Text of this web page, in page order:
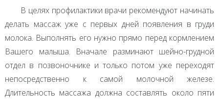
В целях профилактики врачи рекомендуют начинать
делать массаж уже с первых дней появления в груди
молока. Выполнять его нужно прямо перед кормлением
Вашего малыша. Вначале разминают шейно-грудной
отдел в позвоночнике и только потом уже переходят
непосредственно к самой молочной железе.
Длительность массажа должна составлять около пяти